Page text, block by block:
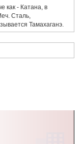
как - Катана, в
Сталь,
Тамахаганэ.